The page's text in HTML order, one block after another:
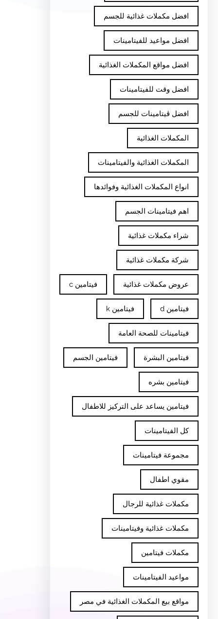
افضل مكملات غذائية للجسم
افضل مواعيد للفيتامينات
افضل مواقع المكملات الغذائية
افضل وقت للفيتامينات
افضل ڤيتامينات للجسم
المكملات الغذائية
المكملات الغذائية والفيتامينات
انواع المكملات الغذائية وفوائدها
اهم فيتامينات الجسم
شراء مكملات غذائية
شركة مكملات غذائية
عروض مكملات غذائية فيتامين c
فيتامين d فيتامين k
فيتامينات للصحة العامة
فيتامين البشرة فيتامين الجسم
فيتامين بشره
فيتامين يساعد على التركيز للاطفال
كل الفيتامينات
مجموعة فيتامينات
مقوي اطفال
مكملات غذائية للرجال
مكملات غذائية وفيتامينات
مكملات فيتامين
مواعيد الفيتامينات
مواقع بيع المكملات الغذائية في مصر